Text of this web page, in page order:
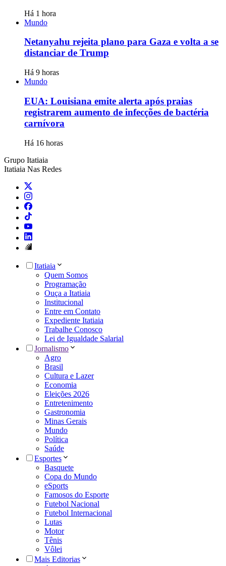
Há 1 hora
Mundo
Netanyahu rejeita plano para Gaza e volta a se
distanciar de Trump
Há 9 horas
Mundo
EUA: Louisiana emite alerta após praias
registrarem aumento de infecções de bactéria
carnívora
Há 16 horas
Grupo Itatiaia
Itatiaia Nas Redes
Itatiaia
Quem Somos
Programação
Ouça a Itatiaia
Institucional
Entre em Contato
Expediente Itatiaia
Trabalhe Conosco
Lei de Igualdade Salarial
Jornalismo
Agro
Brasil
Cultura e Lazer
Economia
Eleições 2026
Entretenimento
Gastronomia
Minas Gerais
Mundo
Política
Saúde
Esportes
Basquete
Copa do Mundo
eSports
Famosos do Esporte
Futebol Nacional
Futebol Internacional
Lutas
Motor
Tênis
Vôlei
Mais Editorias